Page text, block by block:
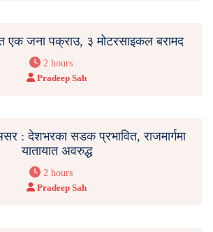
एक जना पक्राउ, ३ मोटरसाइकल बरामद
2 hours
Pradeep Sah
: देशभरका सडक प्रभावित, राजमार्गमा
यातायात अवरुद्ध
2 hours
Pradeep Sah